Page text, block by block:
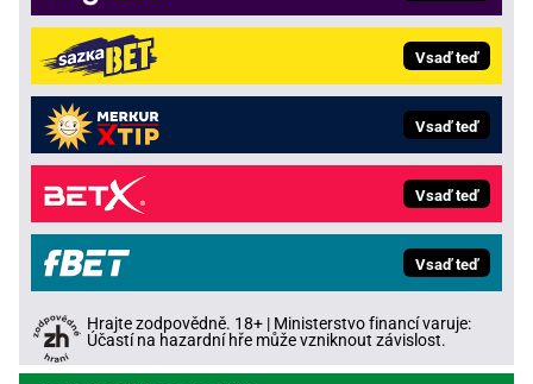
Vsaď teď
Vsaď teď
Vsaď teď
Vsaď teď
Hrajte zodpovědně. 18+ | Ministerstvo financí varuje:
Účastí na hazardní hře může vzniknout závislost.